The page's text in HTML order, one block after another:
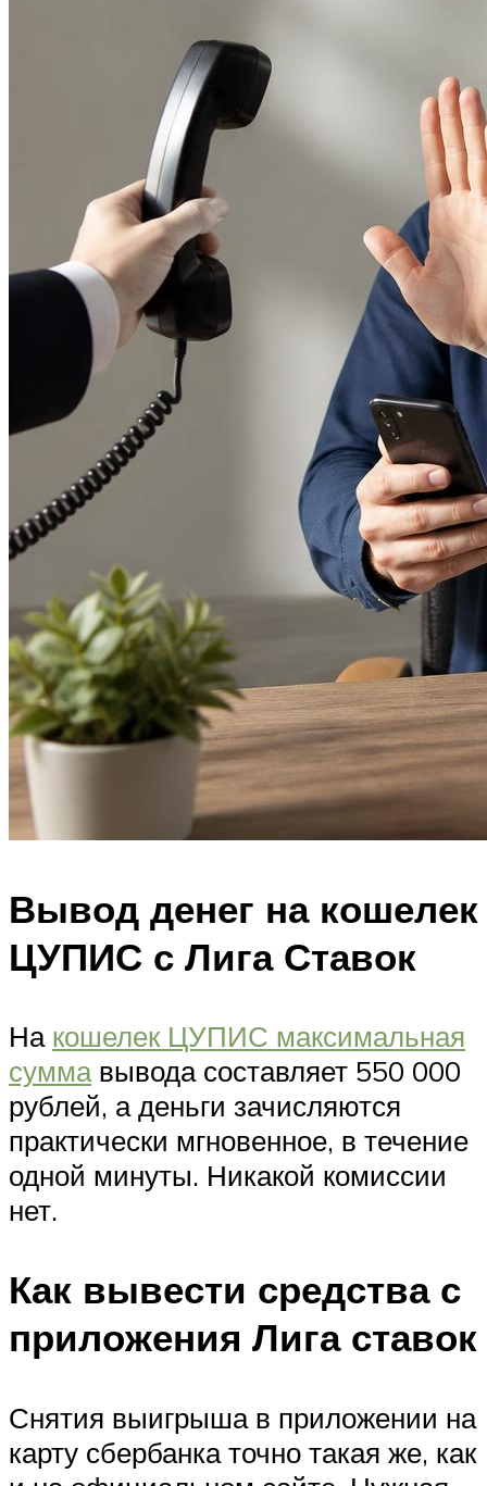
Вывод денег на кошелек
ЦУПИС с Лига Ставок
На кошелек ЦУПИС максимальная
суммавывода составляет 550 000
рублей, а деньги зачисляются
практически мгновенное, в течение
одной минуты. Никакой комиссии
нет.
Как вывести средства с
приложения Лига ставок
Снятия выигрыша в приложении на
карту сбербанка точно такая же, как